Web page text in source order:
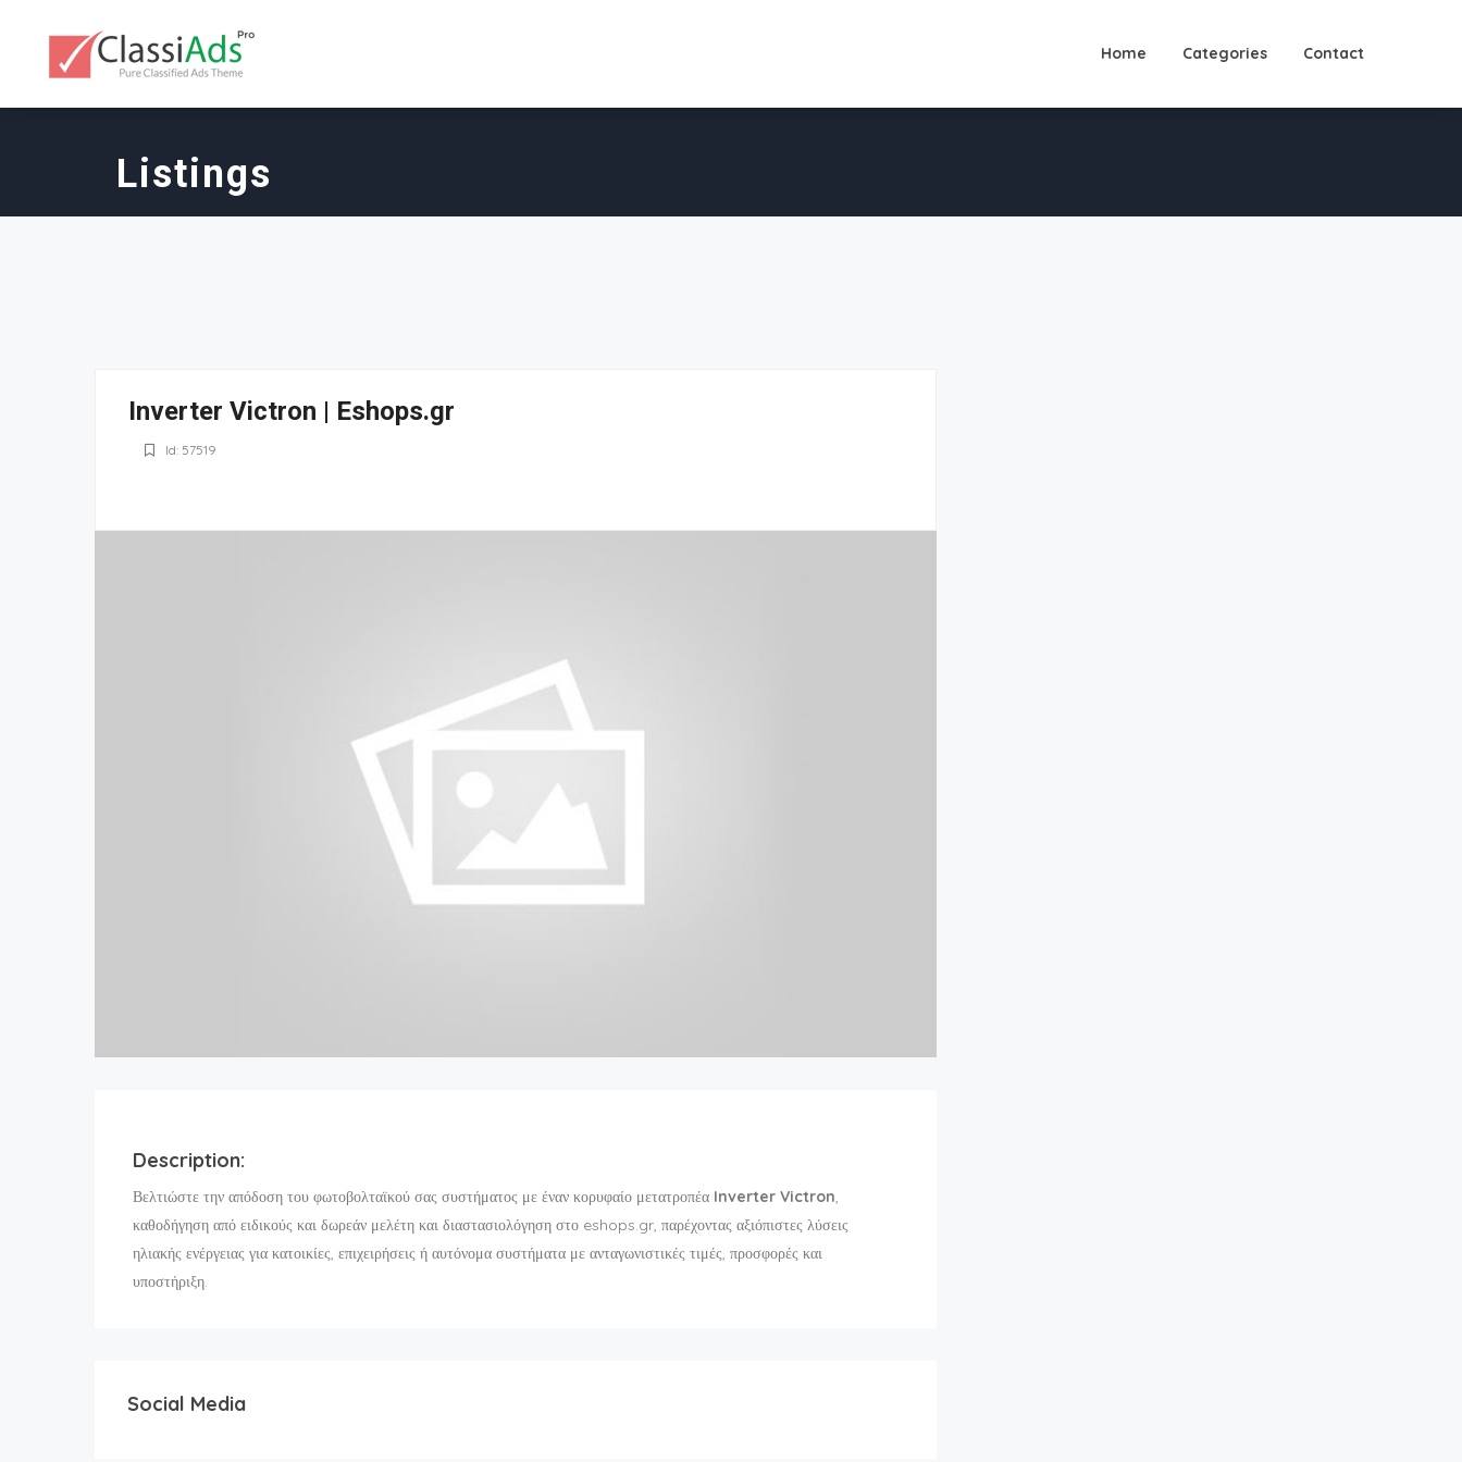
Home Categories Contact
Listings
Inverter Victron | Eshops.gr
Id: 57519
Description:
Βελτιώστε την απόδοση του φωτοβολταϊκού σας συστήματος με έναν κορυφαίο μετατροπέα Inverter Victron,
καθοδήγηση από ειδικούς και δωρεάν μελέτη και διαστασιολόγηση στο eshops.gr, παρέχοντας αξιόπιστες λύσεις
ηλιακής ενέργειας για κατοικίες, επιχειρήσεις ή αυτόνομα συστήματα με ανταγωνιστικές τιμές, προσφορές και
υποστήριξη.
Social Media